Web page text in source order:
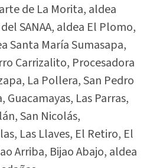
de La Morita, aldea
SANAA, aldea El Plomo,
Santa María Sumasapa,
Carrizalito, Procesadora
La Pollera, San Pedro
Guacamayas, Las Parras,
San Nicolás,
Las Llaves, El Retiro, El
Arriba, Bijao Abajo, aldea